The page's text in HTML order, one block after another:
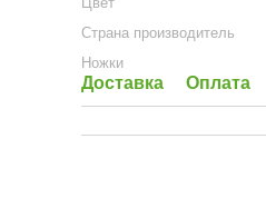
Страна производитель
Ножки
Доставка Оплата